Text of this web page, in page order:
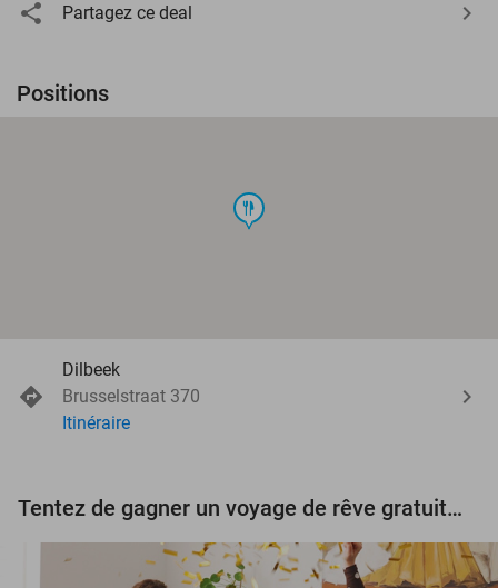
Partagez ce deal
Positions
food
Dilbeek
Brusselstraat 370
Itinéraire
Tentez de gagner un voyage de rêve gratuit d'une valeur de 3.000 € !